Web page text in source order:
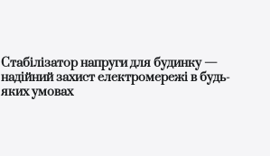
Стабілізатор напруги для будинку —
надійний захист електромережі в будь-
яких умовах